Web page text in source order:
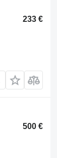
233 €
500 €